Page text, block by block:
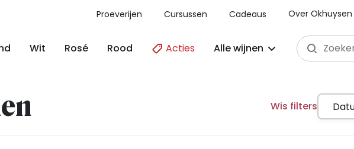
Proeverijen Cursussen Cadeaus Over Okhuysen
Wit Rosé Rood Acties Alle wijnen
Wis filters